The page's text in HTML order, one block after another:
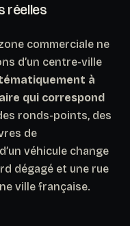
réelles
commerciale ne
d’un centre-ville
à
qui correspond
ronds-points, des
de
véhicule change
dégagé et une rue
ville française.